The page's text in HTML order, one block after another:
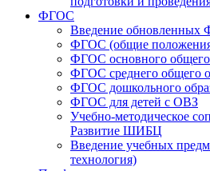
ФГОС
Введение
ФГОС (общие
ФГОС основного общего
ФГОС среднего общего
ФГОС дошкольного
ФГОС для детей с ОВЗ
Учебно-методическое
Развитие ШИБЦ
Введение учебных
технология)